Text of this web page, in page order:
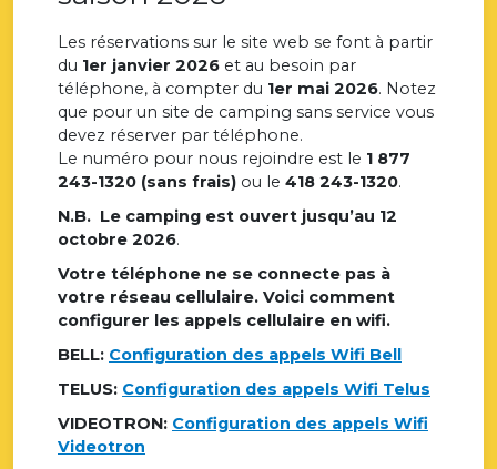
Les réservations sur le site web se font à partir
du 1er janvier 2026 et au besoin par
téléphone, à compter du 1er mai 2026. Notez
que pour un site de camping sans service vous
devez réserver par téléphone.
Le numéro pour nous rejoindre est le 1 877
243-1320 (sans frais) ou le 418 243-1320.
N.B. Le camping est ouvert jusqu’au 12
octobre 2026.
Votre téléphone ne se connecte pas à
votre réseau cellulaire. Voici comment
configurer les appels cellulaire en wifi.
BELL: Configuration des appels Wifi Bell
TELUS: Configuration des appels Wifi Telus
VIDEOTRON: Configuration des appels Wifi
Videotron